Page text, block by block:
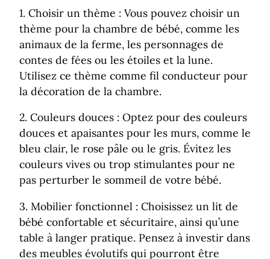
1. Choisir un thème : Vous pouvez choisir un
thème pour la chambre de bébé, comme les
animaux de la ferme, les personnages de
contes de fées ou les étoiles et la lune.
Utilisez ce thème comme fil conducteur pour
la décoration de la chambre.
2. Couleurs douces : Optez pour des couleurs
douces et apaisantes pour les murs, comme le
bleu clair, le rose pâle ou le gris. Évitez les
couleurs vives ou trop stimulantes pour ne
pas perturber le sommeil de votre bébé.
3. Mobilier fonctionnel : Choisissez un lit de
bébé confortable et sécuritaire, ainsi qu’une
table à langer pratique. Pensez à investir dans
des meubles évolutifs qui pourront être